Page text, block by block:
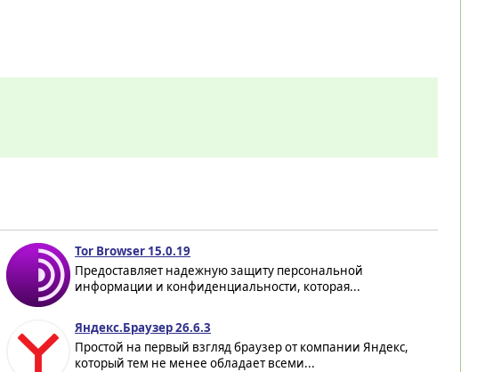
Tor Browser 15.0.19
Предоставляет надежную защиту персональной
информации и конфиденциальности, которая...
Яндекс.Браузер 26.6.3
Простой на первый взгляд браузер от компании Яндекс,
который тем не менее обладает всеми...